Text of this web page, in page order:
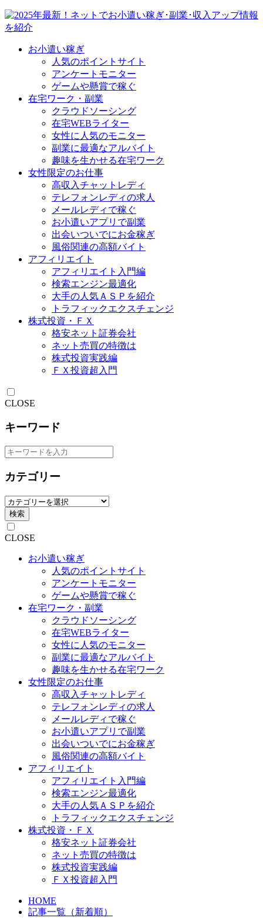
お小遣い稼ぎ
人気のポイントサイト
アンケートモニター
ゲームや懸賞で稼ぐ
在宅ワーク・副業
クラウドソーシング
在宅WEBライター
女性に人気のモニター
副業に最適なアルバイト
趣味を生かせる在宅ワーク
女性限定のお仕事
高収入チャットレディ
テレフォンレディの求人
メールレディで稼ぐ
お小遣いアプリで副業
出会いついでにお金稼ぎ
風俗関連の高額バイト
アフィリエイト
アフィリエイト入門編
検索エンジン最適化
大手の人気ＡＳＰを紹介
トラフィックエクスチェンジ
株式投資・ＦＸ
格安ネット証券会社
ネット売買の特徴は
株式投資実践編
ＦＸ投資超入門
CLOSE
キーワード
カテゴリー
検索
CLOSE
お小遣い稼ぎ
人気のポイントサイト
アンケートモニター
ゲームや懸賞で稼ぐ
在宅ワーク・副業
クラウドソーシング
在宅WEBライター
女性に人気のモニター
副業に最適なアルバイト
趣味を生かせる在宅ワーク
女性限定のお仕事
高収入チャットレディ
テレフォンレディの求人
メールレディで稼ぐ
お小遣いアプリで副業
出会いついでにお金稼ぎ
風俗関連の高額バイト
アフィリエイト
アフィリエイト入門編
検索エンジン最適化
大手の人気ＡＳＰを紹介
トラフィックエクスチェンジ
株式投資・ＦＸ
格安ネット証券会社
ネット売買の特徴は
株式投資実践編
ＦＸ投資超入門
HOME
記事一覧（新着順）